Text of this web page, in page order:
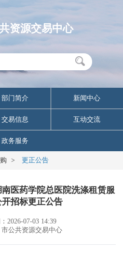
资源交易中心
部门简介 新闻中心
交易信息 互动交流
政务服务
> 更正公告
医药学院总医院洗涤租赁服
招标更正公告
2026-07-03 14:39
公共资源交易中心